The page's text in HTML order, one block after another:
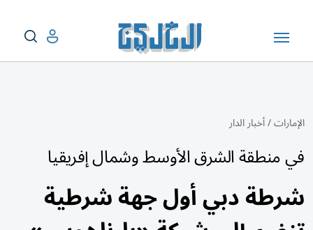
الإمارات/أخبار الدار
في منطقة الشرق الأوسط وشمال إفريقيا
شرطة دبي أول جهة شرطية